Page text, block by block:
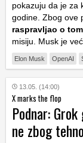
pokazuju da je za
godine. Zbog ove
raspravljao o
misiju. Musk je
Elon Musk OpenAI
13.05. (14:00)
X marks the flop
Podnar:
ne zbog